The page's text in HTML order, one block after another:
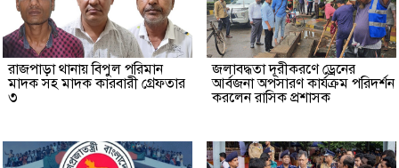
রাজপাড়া থানায় বিপুল পরিমান
মাদক সহ মাদক কারবারী গ্রেফতার
৩
জলাবদ্ধতা দূরীকরণে ড্রেনের
আর্বজনা অপসারণ কার্যক্রম পরিদর্শন
করলেন রাসিক প্রশাসক